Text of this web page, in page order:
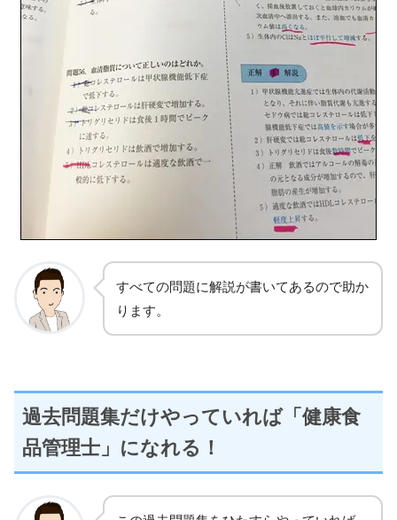
すべての問題に解説が書いてあるので助か
ります。
過去問題集だけやっていれば「健康食
品管理士」になれる！